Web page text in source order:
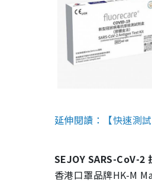
延伸閱讀：【快速測
SEJOY SARS-CoV-2
香港口罩品牌HK-M